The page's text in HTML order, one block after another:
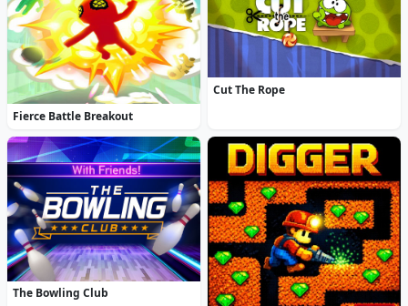
Fierce Battle Breakout
Cut The Rope
The Bowling Club